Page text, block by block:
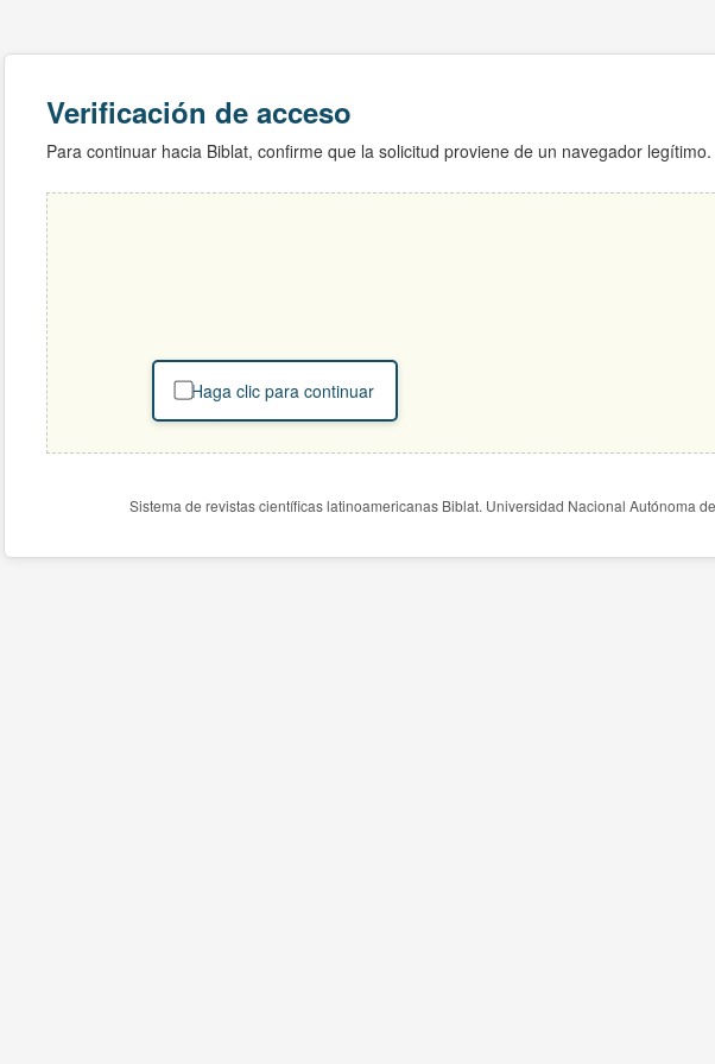
Verificación de acceso
Para continuar hacia Biblat, confirme que la solicitud proviene de un navegador legítimo.
Haga clic para continuar
Sistema de revistas científicas latinoamericanas Biblat. Universidad Nacional Autónoma